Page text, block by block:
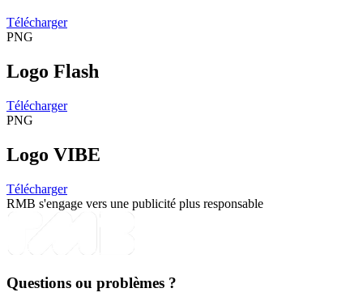
Télécharger
PNG
Logo Flash
Télécharger
PNG
Logo VIBE
Télécharger
RMB s'engage vers une publicité plus responsable
Questions ou problèmes ?